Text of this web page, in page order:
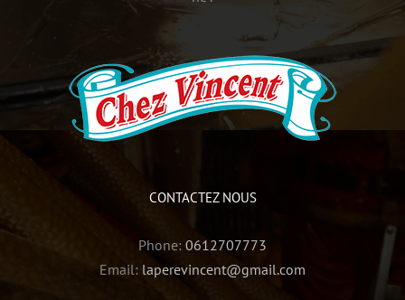
CONTACTEZ NOUS
Phone: 0612707773
Email: laperevincent@gmail.com